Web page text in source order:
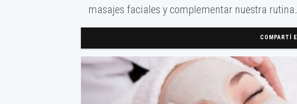
masajes faciales y complementar nuestra rutina.
COMPARTÍ